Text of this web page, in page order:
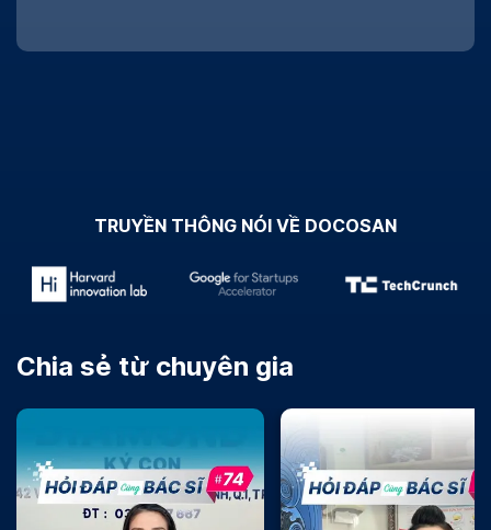
TRUYỀN THÔNG NÓI VỀ DOCOSAN
Chia sẻ từ chuyên gia